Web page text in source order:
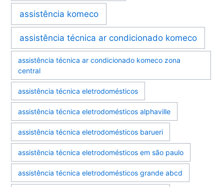
assistência komeco
assistência técnica ar condicionado komeco
assistência técnica ar condicionado komeco zona
central
assistência técnica eletrodomésticos
assistência técnica eletrodomésticos alphaville
assistência técnica eletrodomésticos barueri
assistência técnica eletrodomésticos em são paulo
assistência técnica eletrodomésticos grande abcd